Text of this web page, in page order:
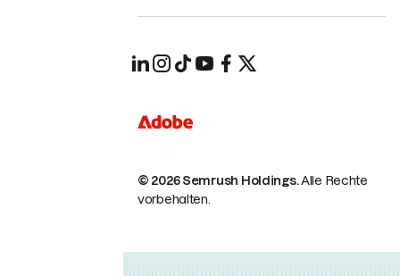
© 2026 Semrush Holdings.Alle Rechte
vorbehalten.